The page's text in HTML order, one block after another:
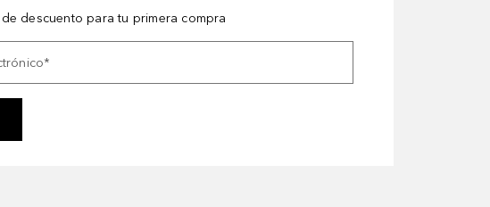
descuento para tu primera compra
*